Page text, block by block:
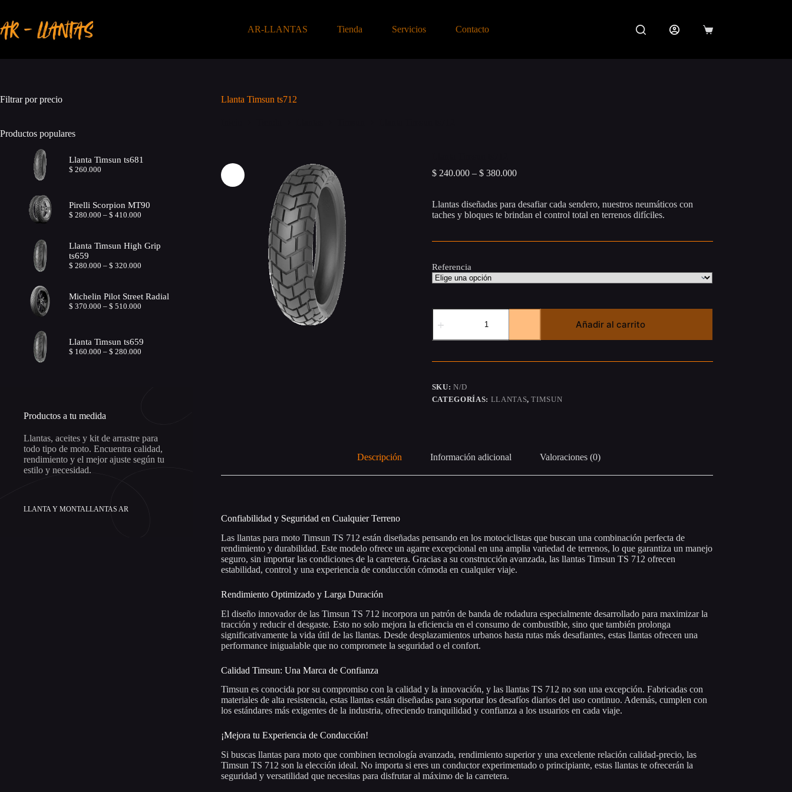
contenido
AR-LLANTAS Tienda Servicios Contacto
Carro
Llanta Timsun ts712
$240.000 – $380.000Price
through
$ 380.000
Llantas diseñadas para desafiar cada sendero, nuestros neumáticos con
taches y bloques te brindan el control total en terrenos difíciles.
Referencia
Llanta
Timsun
cantidad
Añadir al carrito
SKU:N/D
CATEGORÍAS: LLANTAS,TIMSUN
Descripción Información adicional Valoraciones (0)
Confiabilidad y Seguridad en Cualquier Terreno
Las llantas para moto Timsun TS 712 están diseñadas pensando en los motociclistas que buscan una combinación perfecta de
rendimiento y durabilidad. Este modelo ofrece un agarre excepcional en una amplia variedad de terrenos, lo que garantiza un manejo
seguro, sin importar las condiciones de la carretera. Gracias a su construcción avanzada, las llantas Timsun TS 712 ofrecen
estabilidad, control y una experiencia de conducción cómoda en cualquier viaje.
Rendimiento Optimizado y Larga Duración
El diseño innovador de las Timsun TS 712 incorpora un patrón de banda de rodadura especialmente desarrollado para maximizar la
tracción y reducir el desgaste. Esto no solo mejora la eficiencia en el consumo de combustible, sino que también prolonga
significativamente la vida útil de las llantas. Desde desplazamientos urbanos hasta rutas más desafiantes, estas llantas ofrecen una
performance inigualable que no compromete la seguridad o el confort.
Calidad Timsun: Una Marca de Confianza
Timsun es conocida por su compromiso con la calidad y la innovación, y las llantas TS 712 no son una excepción. Fabricadas con
materiales de alta resistencia, estas llantas están diseñadas para soportar los desafíos diarios del uso continuo. Además, cumplen con
los estándares más exigentes de la industria, ofreciendo tranquilidad y confianza a los usuarios en cada viaje.
¡Mejora tu Experiencia de Conducción!
Si buscas llantas para moto que combinen tecnología avanzada, rendimiento superior y una excelente relación calidad-precio, las
Timsun TS 712 son la elección ideal. No importa si eres un conductor experimentado o principiante, estas llantas te ofrecerán la
seguridad y versatilidad que necesitas para disfrutar al máximo de la carretera.
Filtrar por precio
Productos populares
Llanta Timsun ts681
$ 260.000
Pirelli Scorpion MT90
$ 280.000 – $ 410.000
through
$ 410.000
Llanta Timsun High Grip
ts659
$ 280.000 – $ 320.000
through
Michelin Pilot Street Radial
$ 370.000 – $ 510.000
$ 510.000
Llanta Timsun ts659
$ 160.000 – $ 280.000
Productos a tu medida
Llantas, aceites y kit de arrastre para
todo tipo de moto. Encuentra calidad,
rendimiento y el mejor ajuste según tu
estilo y necesidad.
LLANTA Y MONTALLANTAS AR